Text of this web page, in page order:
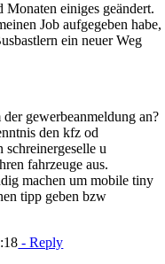
einiges geändert.
Job aufgegeben habe,
ein neuer Weg
gewerbeanmeldung an?
den kfz od
u
fahrzeuge aus.
machen um mobile tiny
tipp geben bzw
- Reply